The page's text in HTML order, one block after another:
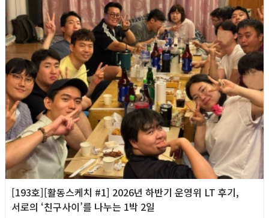
[193호][활동스케치 #1] 2026년 하반기 운영위 LT 후기,
서로의 ‘친구사이’를 나누는 1박 2일